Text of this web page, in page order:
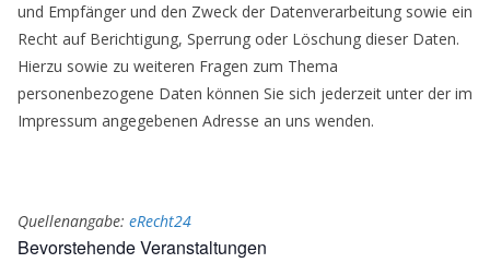
und Empfänger und den Zweck der Datenverarbeitung sowie ein
Recht auf Berichtigung, Sperrung oder Löschung dieser Daten.
Hierzu sowie zu weiteren Fragen zum Thema
personenbezogene Daten können Sie sich jederzeit unter der im
Impressum angegebenen Adresse an uns wenden.
Quellenangabe: eRecht24
Bevorstehende Veranstaltungen